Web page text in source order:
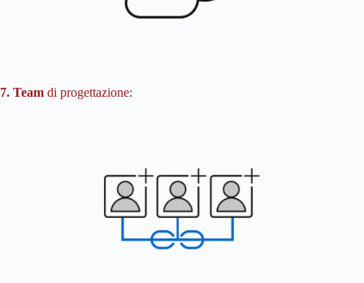
7. Team di progettazione: